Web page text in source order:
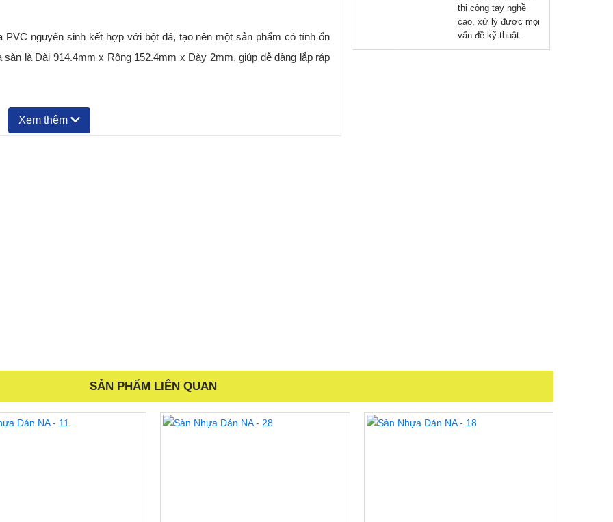
nguyên sinh kết hợp với bột đá, tạo nên một sản phẩm có tính ổn
là Dài 914.4mm x Rộng 152.4mm x Dày 2mm, giúp dễ dàng lắp ráp
sử dụng nhờ tính năng sẵn keo. Bạn chỉ cần bóc dán sản phẩm và lát
việc đẳng cấp cùng Sàn Nhựa Tự Dán M03 - Giả Vân Gỗ!
Xem thêm
thi công tay nghề
cao, xử lý được mọi
vấn đề kỹ thuật.
SẢN PHẨM LIÊN QUAN